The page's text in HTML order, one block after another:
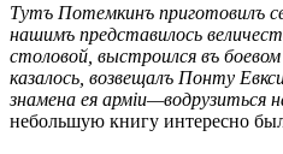
Тутъ Потемкинъ приготовилъ
нашимъ представилось
столовой, выстроился въ
казалось, возвещалъ Понту
знамена ея армiи—водрузиться
небольшую книгу интересно